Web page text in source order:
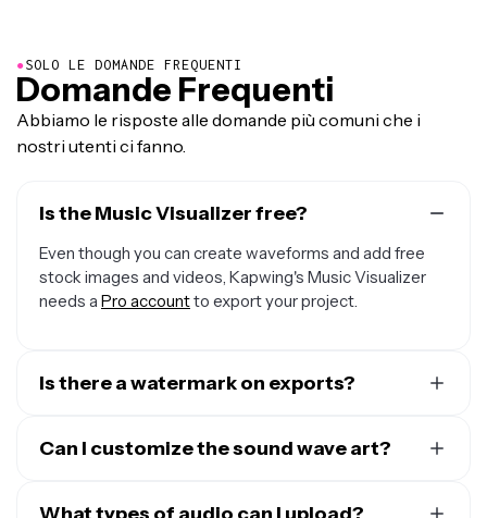
●SOLO LE DOMANDE FREQUENTI
Domande Frequenti
Abbiamo le risposte alle domande più comuni che i
nostri utenti ci fanno.
Is the Music Visualizer free?
Even though you can create waveforms and add free
stock images and videos, Kapwing's Music Visualizer
needs a Pro accountto export your project.
Is there a watermark on exports?
exports — including those from the Music Visualizer —
Can I customize the sound wave art?
including circle, bubble, stacked bars, and classic. You